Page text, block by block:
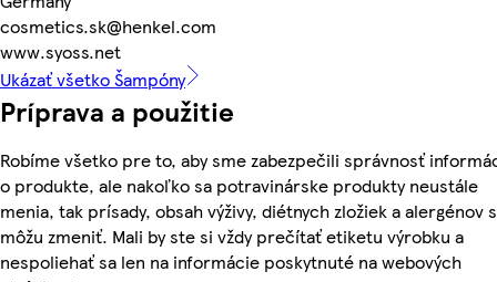
cosmetics.sk@henkel.com
www.syoss.net
Ukázať všetko Šampóny
Príprava a použitie
Robíme všetko pre to, aby sme zabezpečili správnosť
o produkte, ale nakoľko sa potravinárske produkty neustále
menia, tak prísady, obsah výživy, diétnych zložiek a alergénov
môžu zmeniť. Mali by ste si vždy prečítať etiketu výrobku a
nespoliehať sa len na informácie poskytnuté na webových